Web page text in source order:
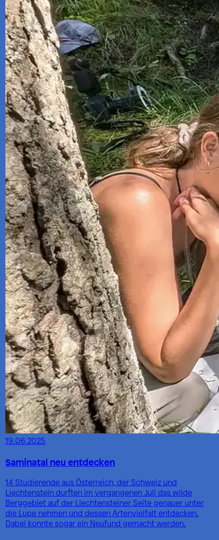
19.06.2025
Saminatal neu entdecken
14 Studierende aus Österreich, der Schweiz und
Liechtenstein durften im vergangenen Juli das wilde
Berggebiet auf der Liechtensteiner Seite genauer unter
die Lupe nehmen und dessen Artenvielfalt entdecken.
Dabei konnte sogar ein Neufund gemacht werden.